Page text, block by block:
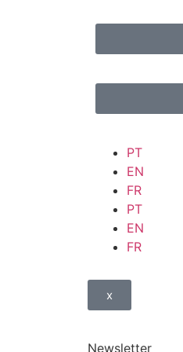
PT
EN
FR
PT
EN
FR
x
Newsletter